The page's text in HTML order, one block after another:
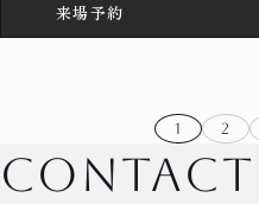
来場予約
1 2
contact